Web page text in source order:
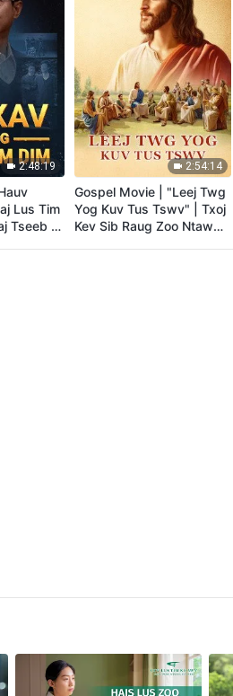
2:48:19
Lus Tim
Tseeb |
2:54:14
Gospel Movie | "Leej Twg
Yog Kuv Tus Tswv" | Txoj
Kev Sib Raug Zoo Ntawm